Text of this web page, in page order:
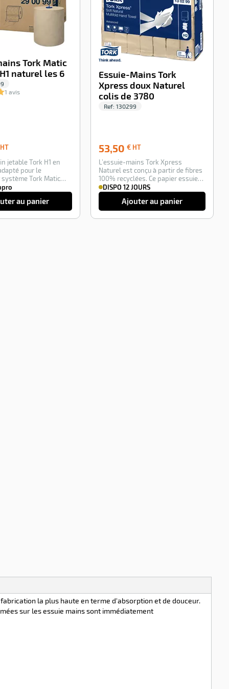
Tork Matic
naturel les 6
1 avis
HT
jetable Tork H1 en
pour le
Tork Matic
au panier
Essuie-Mains Tork
Xpress doux Naturel
colis de 3780
Ref:130299
53,50 € HT
HT
L’essuie-mains Tork Xpress
Naturel est conçu à partir de fibres
100% recyclées. Ce papier essuie
mains co…
DISPO 12 JOURS
Ajouter au panier
la plus haute en terme d'absorption et de douceur.
sur les essuie mains sont immédiatement